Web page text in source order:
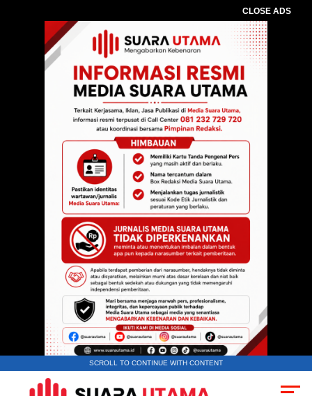
CLOSE ADS
SCROLL TO CONTINUE WITH CONTENT